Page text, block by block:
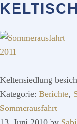
Keltensiedlung
Kategorie: Berichte,
Sommerausfahrt
13. Juni 2010 by